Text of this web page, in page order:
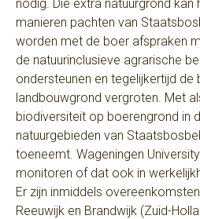
nodig. Die extra natuurgrond kan
manieren pachten van
worden met de boer afspraken
de natuurinclusieve agrarische
ondersteunen en tegelijkertijd de
landbouwgrond vergroten. Met
biodiversiteit op boerengrond in
natuurgebieden van
toeneemt. Wageningen
monitoren of dat ook in
Er zijn inmiddels
Reeuwijk en Brandwijk (Zuid-